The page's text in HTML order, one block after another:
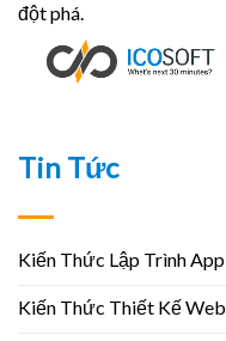
đột phá.
Tin Tức
Kiến Thức Lập Trình App
Kiến Thức Thiết Kế Web